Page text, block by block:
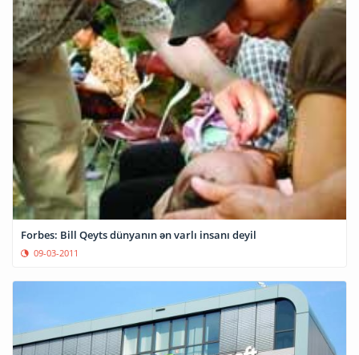
Forbes: Bill Qeyts dünyanın ən varlı insanı deyil
09-03-2011